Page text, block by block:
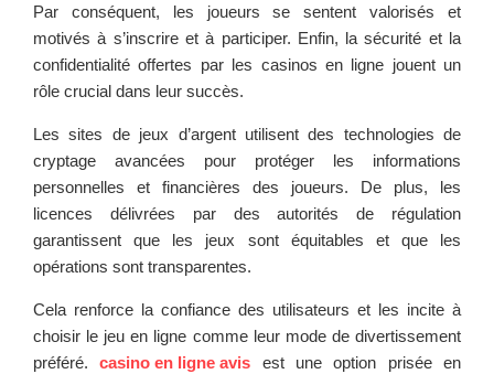
Par conséquent, les joueurs se sentent valorisés et
motivés à s’inscrire et à participer. Enfin, la sécurité et la
confidentialité offertes par les casinos en ligne jouent un
rôle crucial dans leur succès.
Les sites de jeux d’argent utilisent des technologies de
cryptage avancées pour protéger les informations
personnelles et financières des joueurs. De plus, les
licences délivrées par des autorités de régulation
garantissent que les jeux sont équitables et que les
opérations sont transparentes.
Cela renforce la confiance des utilisateurs et les incite à
choisir le jeu en ligne comme leur mode de divertissement
préféré.casino en ligne avis est une option prisée en